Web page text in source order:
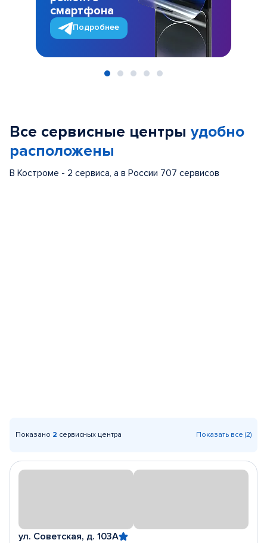
смартфона
Подробнее
Все сервисные центры удобно
расположены
В Костроме - 2 сервиса, а в России 707 сервисов
Показано 2 сервисных центра Показать все (2)
ул. Советская, д. 103А